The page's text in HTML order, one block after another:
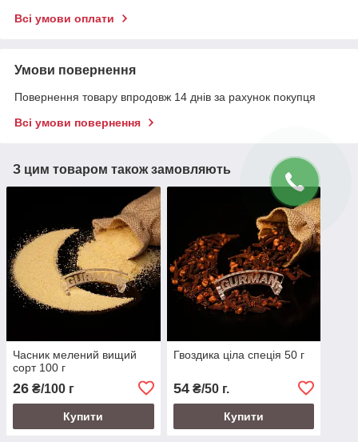
Всі умови оплати
Умови повернення
Повернення товару впродовж 14 днів за рахунок покупця
Всі умови повернення
З цим товаром також замовляють
Часник мелений вищий
сорт 100 г
26 ₴/100 г
Купити
Гвоздика ціла спеція 50 г
54₴/50 г.
Купити